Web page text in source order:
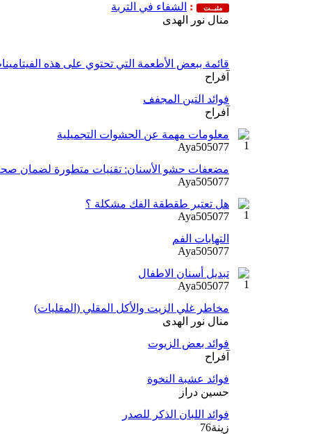
مثبــت : الشفاء في التربة
منال نور الهدى
قائمة ببعض الأطعمة التي تحتوي على هذه
آفراح
فوائد التين المجفف
آفراح
معلومات مهمة عن الحشوات التجميلية
Aya505077
مضعفات حشو الأسنان: تقنيات متطورة لضمان صحة
Aya505077
هل تعتبر طقطقة الفك مشكلة ؟
Aya505077
التهابات الفم
Aya505077
تبديل أسنان الاطفال
Aya505077
مخاطر غلي الزيت والأكل المقلي (المقليات)
منال نور الهدى
فوائد بعض الزيوت
آفراح
فوائد عشبة النخوة
حسين دراز
فوائد اللبان الذكر للصدر
زينة76